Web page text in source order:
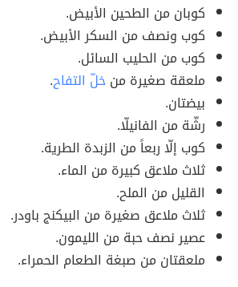
كوبان من الطحين الأبيض.
كوب ونصف من السكر الأبيض.
كوب من الحليب السائل.
ملعقة صغيرة منخلّ التفاح.
بيضتان.
رشّة من الفانيلّا.
كوب إلّا ربعاً من الزبدة الطرية.
ثلاث ملاعق كبيرة من الماء.
القليل من الملح.
ثلاث ملاعق صغيرة من البيكنج باودر.
عصير نصف حبة من الليمون.
ملعقتان من صبغة الطعام الحمراء.